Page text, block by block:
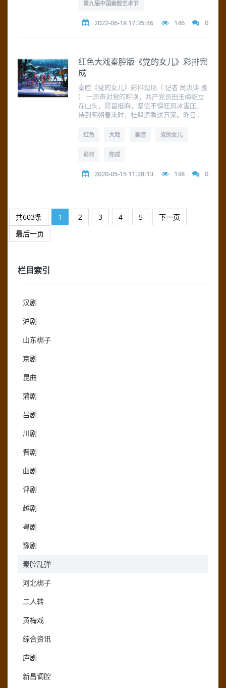
第九届中国秦腔艺术节
2022-06-18 17:35:46 146 0
红色大戏秦腔版《党的女儿》彩排完
成
秦腔《党的女儿》彩排现场（ 记者 尚洪涛 摄
） 一声声对党的呼唤，共产党员田玉梅屹立
在山头，昂首挺胸，坚信不惧狂风冰雪压，
待到明朝春来时，杜鹃清香送万家。昨日...
红色 大戏 秦腔 党的女儿
彩排 完成
2020-05-15 11:28:13 148 0
共603条 1 2 3 4 5
下一页
最后一页
栏目索引
汉剧
沪剧
山东梆子
京剧
昆曲
蒲剧
吕剧
川剧
晋剧
曲剧
评剧
越剧
粤剧
豫剧
秦腔乱弹
河北梆子
二人转
黄梅戏
综合资讯
庐剧
新昌调腔